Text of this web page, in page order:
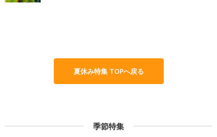
夏休み特集 TOPへ戻る
季節特集